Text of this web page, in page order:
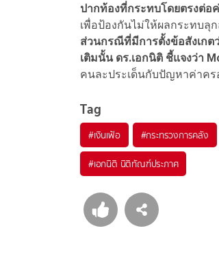
ปากท้องที่กระทบโดยตรงต่
เพื่อป้องกันไม่ให้ผลกระทบลุ
ส่วนกรณีที่มีการตั้งข้อสังเกต
เติมนั้น ดร.เอกนิติ ชี้แจงว่า
คนละประเด็นกับปัญหาค่าคร
Tag
#เงินเฟ้อ #กระทรวงการคลัง
#เอกนิติ นิติทัณฑ์ประภาศ